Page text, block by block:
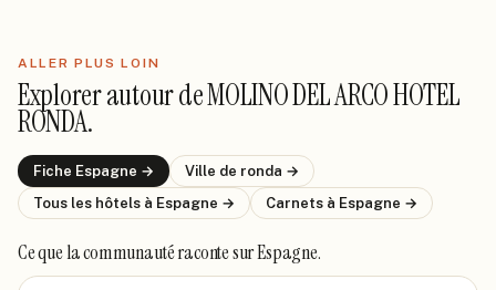
ALLER PLUS LOIN
Explorer autour deMOLINO DEL ARCO HOTEL
RONDA.
Fiche Espagne → Ville de ronda →
Tous les hôtels à Espagne → Carnets à Espagne →
Ce que la communauté racontesur Espagne.